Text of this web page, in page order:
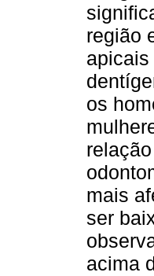
região
os
mais
ser
acima